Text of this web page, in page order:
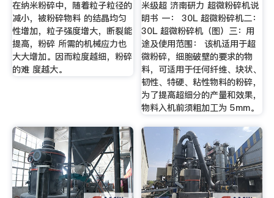
在纳米粉碎中，随着粒子粒径的
减小，被粉碎物料 的结晶均匀
性增加，粒子强度增大，断裂能
提高，粉碎 所需的机械应力也
大大增加。因而粒度越细，粉碎
的难 度越大。
米级超 济南研力 超微粉碎机说
明书 一： 30L 超微粉碎机二：
30L 超微粉碎机（图）三：用
途及使用范围： 该机适用于超
微粉碎，细胞破壁的要求的物
料，可适用于任何纤维、块状、
韧性、特硬、粘性物料的粉碎，
为了提高超细分的产量和效果，
物料入机前须粗加工为 5mm。